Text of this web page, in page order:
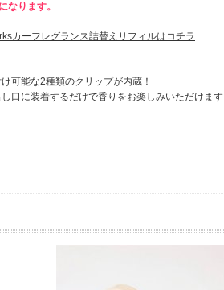
なります。
カーフレグランス詰替えリフィルはコチラ
可能な2種類のクリップが内蔵！
口に装着するだけで香りをお楽しみいただけます